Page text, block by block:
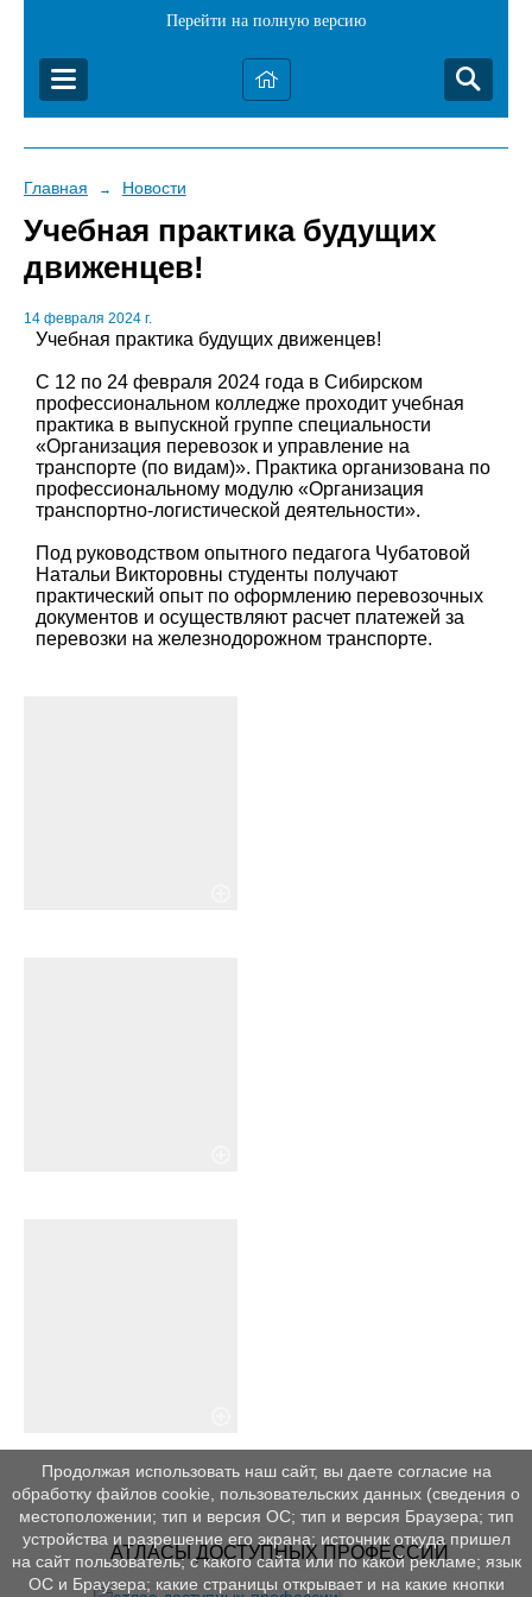
Перейти на полную версию
Главная → Новости
Учебная практика будущих
движенцев!
14 февраля 2024 г.
Учебная практика будущих движенцев!
С 12 по 24 февраля 2024 года в Сибирском
профессиональном колледже проходит учебная
практика в выпускной группе специальности
«Организация перевозок и управление на
транспорте (по видам)». Практика организована по
профессиональному модулю «Организация
транспортно-логистической деятельности».
Под руководством опытного педагога Чубатовой
Натальи Викторовны студенты получают
практический опыт по оформлению перевозочных
документов и осуществляют расчет платежей за
перевозки на железнодорожном транспорте.
АТЛАСЫ ДОСТУПНЫХ ПРОФЕССИЙ
Продолжая использовать наш сайт, вы даете согласие на
обработку файлов cookie, пользовательских данных (сведения о
местоположении; тип и версия ОС; тип и версия Браузера; тип
устройства и разрешение его экрана; источник откуда пришел
на сайт пользователь; с какого сайта или по какой рекламе; язык
ОС и Браузера; какие страницы открывает и на какие кнопки